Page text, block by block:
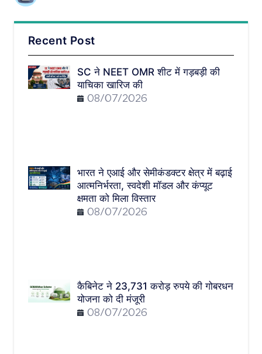
Recent Post
SC ने NEET OMR शीट में गड़बड़ी की
याचिका खारिज की
08/07/2026
भारत ने एआई और सेमीकंडक्टर क्षेत्र में बढ़ाई
आत्मनिर्भरता, स्वदेशी मॉडल और कंप्यूट
क्षमता को मिला विस्तार
08/07/2026
कैबिनेट ने 23,731 करोड़ रुपये की गोबरधन
योजना को दी मंजूरी
08/07/2026